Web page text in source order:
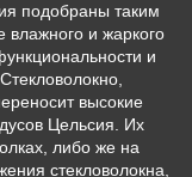
подобраны таким
влажного и жаркого
и
высокие
Цельсия. Их
либо же на
стекловолокна,